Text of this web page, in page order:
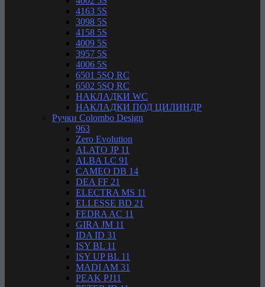
4163 5S
3098 5S
4158 5S
4009 5S
3957 5S
4006 5S
6501 5SQ RC
6502 5SQ RC
НАКЛАДКИ WC
НАКЛАДКИ ПОД ЦИЛИНДР
Ручки Colombo Design
963
Zero Evolution
ALATO JP 11
ALBA LC 91
CAMEO DB 14
DEA FF 21
ELECTRA MS 11
ELLESSE BD 21
FEDRA AC 11
GIRA JM 11
IDA ID 31
ISY BL 11
ISY UP BL 11
MADI AM 31
PEAK PJ11